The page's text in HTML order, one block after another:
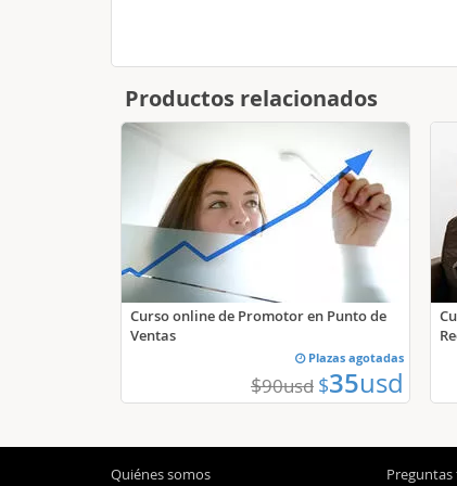
Productos relacionados
Curso online de Promotor en Punto de
Ventas
Plazas agotadas
$90usd $35usd
Quiénes somos